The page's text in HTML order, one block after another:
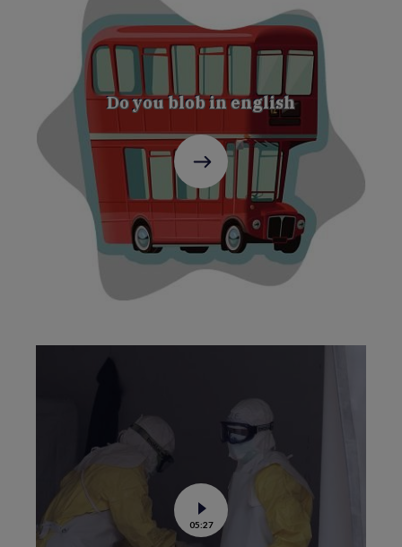
Do you blob in english
C'est
parti
!
Voir
la
vidéo
05:27